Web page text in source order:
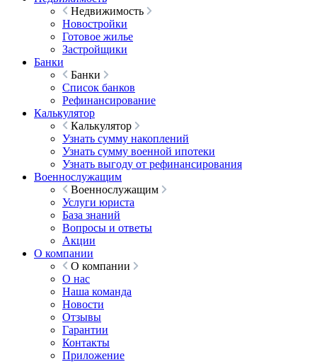
Недвижимость
Новостройки
Готовое жилье
Застройщики
Банки
Банки
Список банков
Рефинансирование
Калькулятор
Калькулятор
Узнать сумму накоплений
Узнать сумму военной ипотеки
Узнать выгоду от рефинансирования
Военнослужащим
Военнослужащим
Услуги юриста
База знаний
Вопросы и ответы
Акции
О компании
О компании
О нас
Наша команда
Новости
Отзывы
Гарантии
Контакты
Приложение